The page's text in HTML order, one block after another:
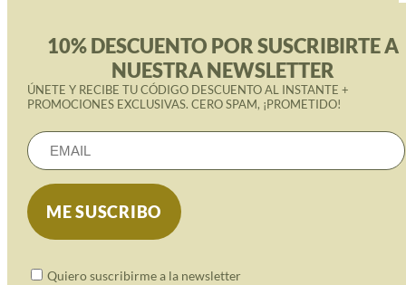
10% DESCUENTO POR SUSCRIBIRTE A
NUESTRA NEWSLETTER
ÚNETE Y RECIBE TU CÓDIGO DESCUENTO AL INSTANTE +
PROMOCIONES EXCLUSIVAS. CERO SPAM, ¡PROMETIDO!
Quiero suscribirme a la newsletter